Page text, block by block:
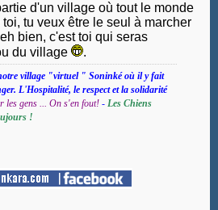
d'un village où tout le monde
tu veux être le seul à marcher
bien, c'est toi qui seras
du village
.
village "virtuel " Soninké où il y fait
L'Hospitalité, le respect et la solidarité
les gens ... On s'en fout! - Les Chiens
!